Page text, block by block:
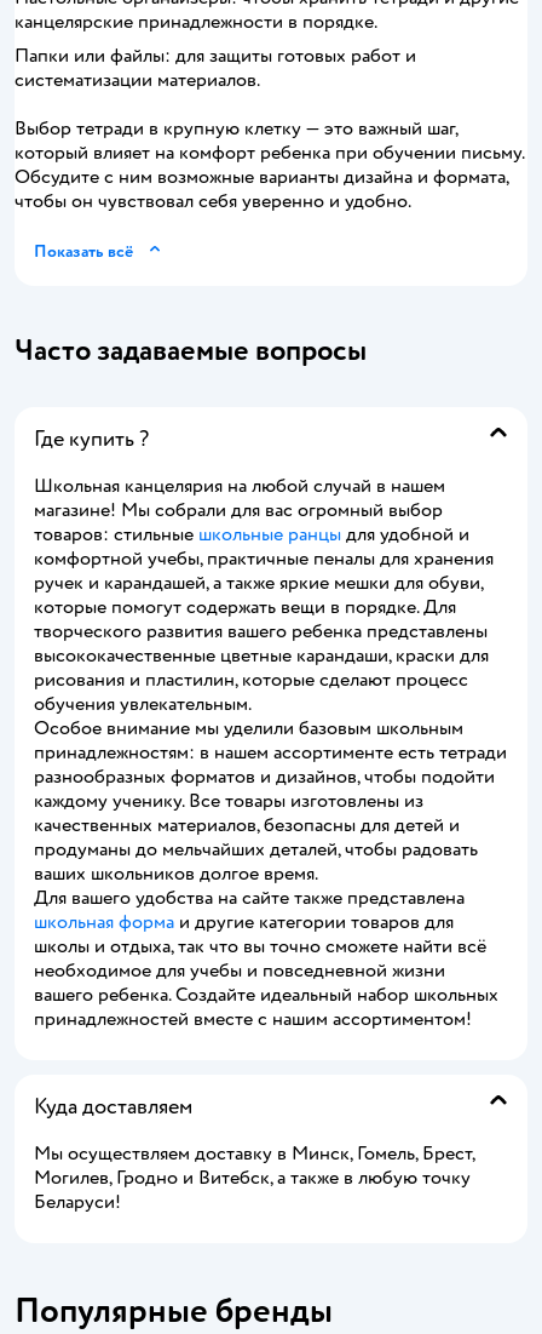
канцелярские принадлежности в порядке.
Папки или файлы: для защиты готовых работ и
систематизации материалов.
Выбор тетради в крупную клетку — это важный шаг,
который влияет на комфорт ребенка при обучении письму.
Обсудите с ним возможные варианты дизайна и формата,
чтобы он чувствовал себя уверенно и удобно.
Показать всё
Часто задаваемые вопросы
Где купить ?
Школьная канцелярия на любой случай в нашем
магазине! Мы собрали для вас огромный выбор
товаров: стильные школьные ранцы для удобной и
комфортной учебы, практичные пеналы для хранения
ручек и карандашей, а также яркие мешки для обуви,
которые помогут содержать вещи в порядке. Для
творческого развития вашего ребенка представлены
высококачественные цветные карандаши, краски для
рисования и пластилин, которые сделают процесс
обучения увлекательным.
Особое внимание мы уделили базовым школьным
принадлежностям: в нашем ассортименте есть тетради
разнообразных форматов и дизайнов, чтобы подойти
каждому ученику. Все товары изготовлены из
качественных материалов, безопасны для детей и
продуманы до мельчайших деталей, чтобы радовать
ваших школьников долгое время.
Для вашего удобства на сайте также представлена
школьная форма и другие категории товаров для
школы и отдыха, так что вы точно сможете найти всё
необходимое для учебы и повседневной жизни
вашего ребенка. Создайте идеальный набор школьных
принадлежностей вместе с нашим ассортиментом!
Куда доставляем
Мы осуществляем доставку в Минск, Гомель, Брест,
Могилев, Гродно и Витебск, а также в любую точку
Беларуси!
Популярные бренды